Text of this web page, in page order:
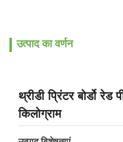
उत्पाद का वर्णन
थ्रीडी प्रिंटर बोर्डो
किलोग्राम